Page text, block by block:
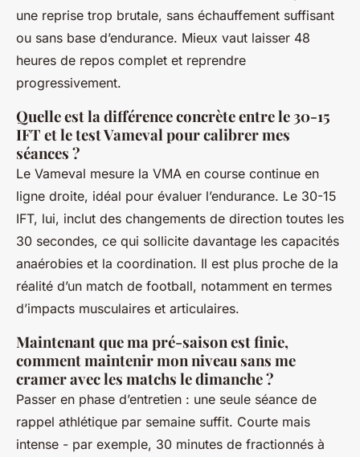
une reprise trop brutale, sans échauffement suffisant
ou sans base d’endurance. Mieux vaut laisser 48
heures de repos complet et reprendre
progressivement.
Quelle est la différence concrète entre le 30-15
IFT et le test Vameval pour calibrer mes
séances ?
Le Vameval mesure la VMA en course continue en
ligne droite, idéal pour évaluer l’endurance. Le 30-15
IFT, lui, inclut des changements de direction toutes les
30 secondes, ce qui sollicite davantage les capacités
anaérobies et la coordination. Il est plus proche de la
réalité d’un match de football, notamment en termes
d’impacts musculaires et articulaires.
Maintenant que ma pré-saison est finie,
comment maintenir mon niveau sans me
cramer avec les matchs le dimanche ?
Passer en phase d’entretien : une seule séance de
rappel athlétique par semaine suffit. Courte mais
intense - par exemple, 30 minutes de fractionnés à